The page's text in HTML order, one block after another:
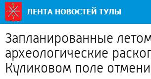
Запланированные
археологические
Куликовом поле